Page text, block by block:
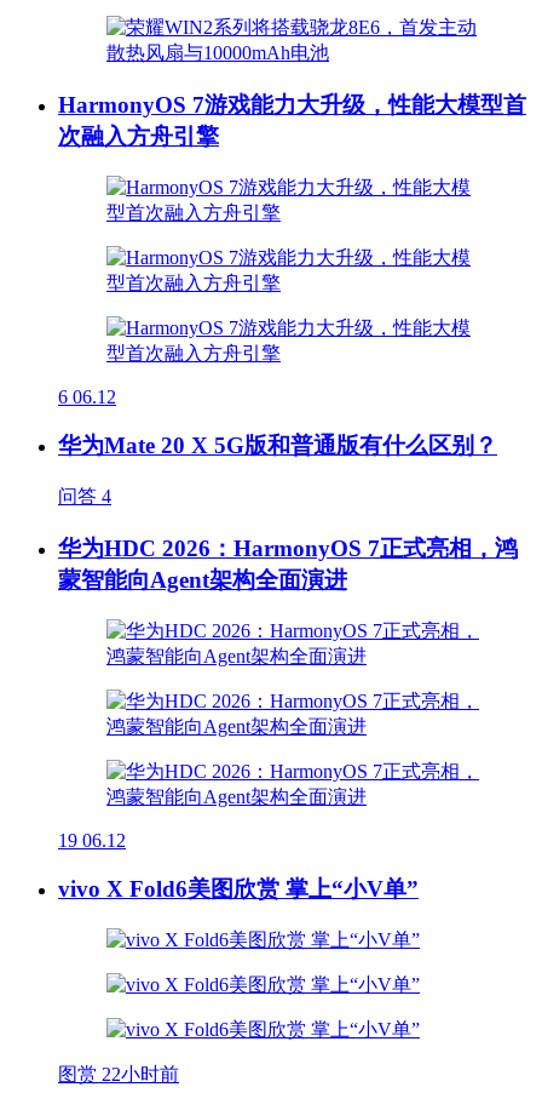
HarmonyOS 7游戏能力大升级，性能大模型首
次融入方舟引擎
6 06.12
华为Mate 20 X 5G版和普通版有什么区别？
问答 4
华为HDC 2026：HarmonyOS 7正式亮相，鸿
蒙智能向Agent架构全面演进
19 06.12
vivo X Fold6美图欣赏 掌上“小V单”
图赏 22小时前